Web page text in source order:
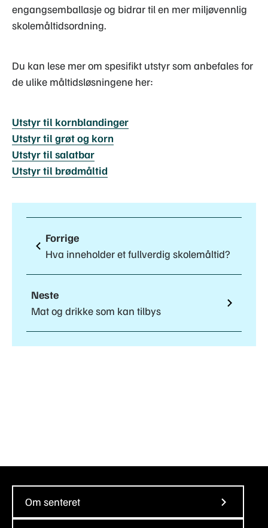
engangsemballasje og bidrar til en mer miljøvennlig
skolemåltidsordning.
Du kan lese mer om spesifikt utstyr som anbefales for
de ulike måltidsløsningene her:
Utstyr til kornblandinger
Utstyr til grøt og korn
Utstyr til salatbar
Utstyr til brødmåltid
Forrige
Hva inneholder et fullverdig skolemåltid?
Neste
Mat og drikke som kan tilbys
Om senteret